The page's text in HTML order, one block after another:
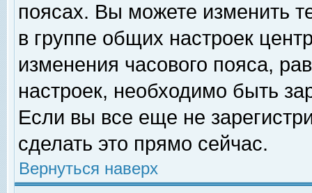
поясах. Вы можете изменить
в группе общих настроек
изменения часового пояса,
настроек, необходимо быть
Если вы все еще не
сделать это прямо сейчас.
Вернуться наверх